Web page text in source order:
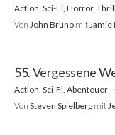
Action, Sci-Fi, Horror,
Von John Bruno mitJamie
55. Vergessene
Action, Sci-Fi, Abenteuer
Von Steven Spielberg mit